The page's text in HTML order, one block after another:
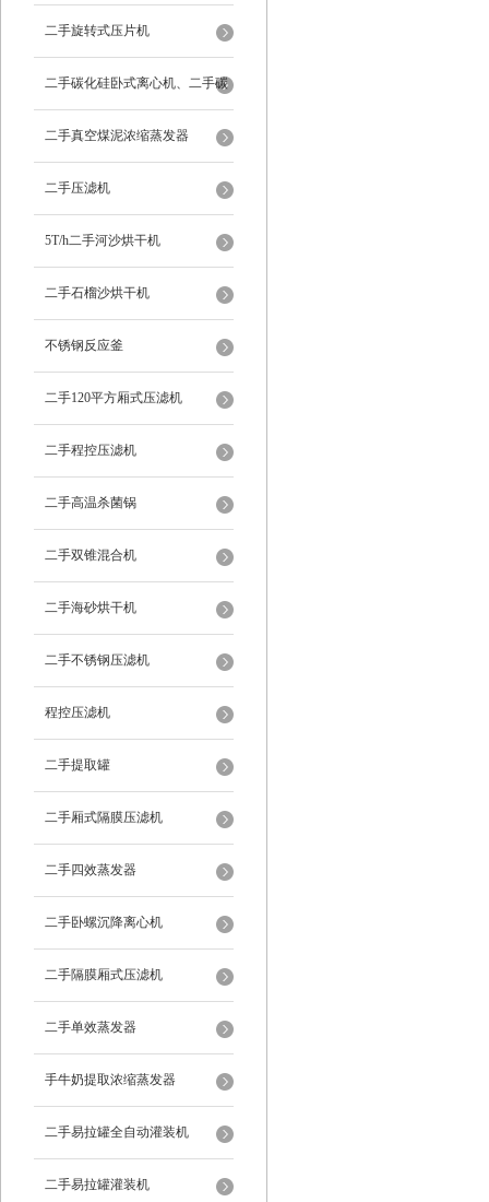
二手旋转式压片机
二手碳化硅卧式离心机、二手碳
化硅分级机、二手碳化硅水洗离
心机
二手真空煤泥浓缩蒸发器
二手压滤机
5T/h二手河沙烘干机
二手石榴沙烘干机
不锈钢反应釜
二手120平方厢式压滤机
二手程控压滤机
二手高温杀菌锅
二手双锥混合机
二手海砂烘干机
二手不锈钢压滤机
程控压滤机
二手提取罐
二手厢式隔膜压滤机
二手四效蒸发器
二手卧螺沉降离心机
二手隔膜厢式压滤机
二手单效蒸发器
手牛奶提取浓缩蒸发器
二手易拉罐全自动灌装机
二手易拉罐灌装机